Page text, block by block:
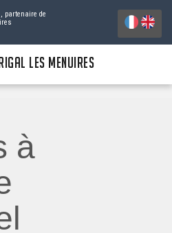
, partenaire de
LES MENUIRES
à